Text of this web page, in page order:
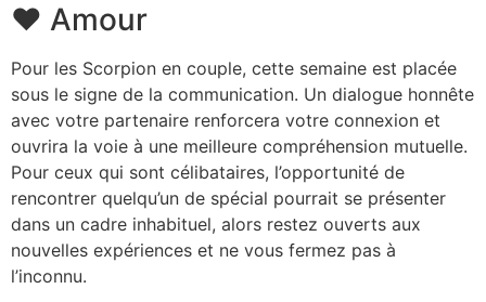
❤️ Amour
Pour les Scorpion en couple, cette semaine est placée
sous le signe de la communication. Un dialogue honnête
avec votre partenaire renforcera votre connexion et
ouvrira la voie à une meilleure compréhension mutuelle.
Pour ceux qui sont célibataires, l’opportunité de
rencontrer quelqu’un de spécial pourrait se présenter
dans un cadre inhabituel, alors restez ouverts aux
nouvelles expériences et ne vous fermez pas à
l’inconnu.